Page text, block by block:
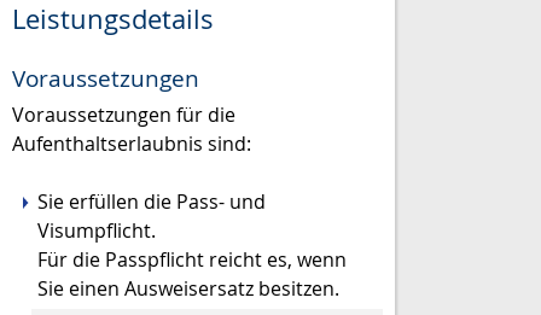
Leistungsdetails
Voraussetzungen
Voraussetzungen für die
Aufenthaltserlaubnis sind:
Sie erfüllen die Pass- und
Visumpflicht.
Für die Passpflicht reicht es, wenn
Sie einen Ausweisersatz besitzen.